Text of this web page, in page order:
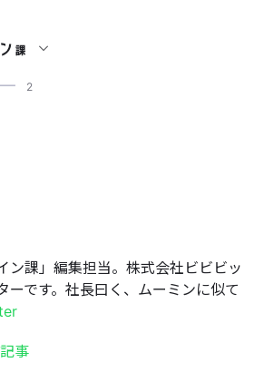
2
ン課」編集担当。株式会社ビビビッ
ーです。社長曰く、ムーミンに似て
事